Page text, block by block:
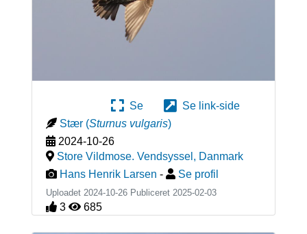
Se
Se link-side
Stær (Sturnus vulgaris)
2024-10-26
Store Vildmose. Vendsyssel , Danmark
Hans Henrik Larsen - Se profil
Uploadet 2024-10-26 Publiceret 2025-02-03
3 685